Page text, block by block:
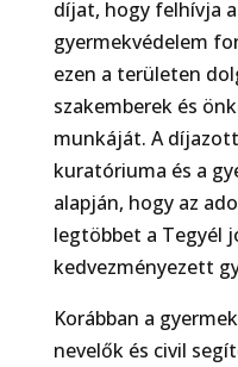
díjat, hogy felhívja
gyermekvédelem
ezen a területen
szakemberek és
munkáját. A
kuratóriuma és a
alapján, hogy az
legtöbbet a Tegyél
kedvezményezett
Korábban a
nevelők és civil